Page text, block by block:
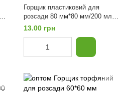
Горщик пластиковий для
розсади 80 мм*80 мм/200 мл
(10 шт)
13.00 грн